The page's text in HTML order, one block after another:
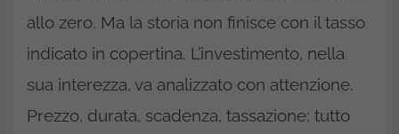
allo zero. Ma la storia non finisce con il tasso
indicato in copertina. L’investimento, nella
sua interezza, va analizzato con attenzione.
Prezzo, durata, scadenza, tassazione: tutto